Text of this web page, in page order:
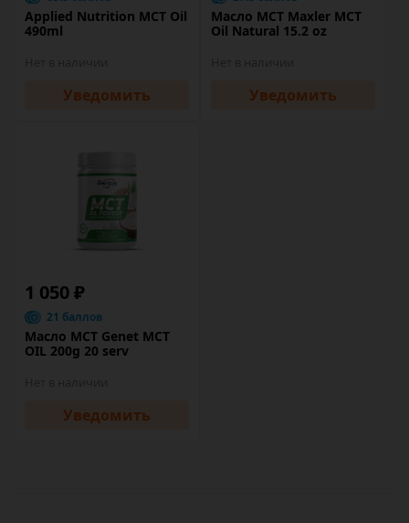
Applied Nutrition MCT Oil
490ml
Уведомить
Масло МСТ Maxler MCT
Oil Natural 15.2 oz
Уведомить
1 050 ₽
21 баллов
Масло МСТ Genet MCT
OIL 200g 20 serv
Уведомить